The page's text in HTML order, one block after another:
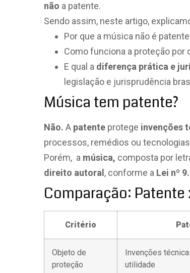
não a patente.
Sendo assim, neste artigo,
Por que a música não é
Como funciona a proteção por
E qual a diferença prática e
legislação e jurisprudência
Música tem patente?
Não. A patente protege invenções
processos, remédios ou
Porém, a música, composta por
direito autoral , conforme a Lei nº
Comparação:
Critério
Objeto de
proteção
Invenções
utilidade